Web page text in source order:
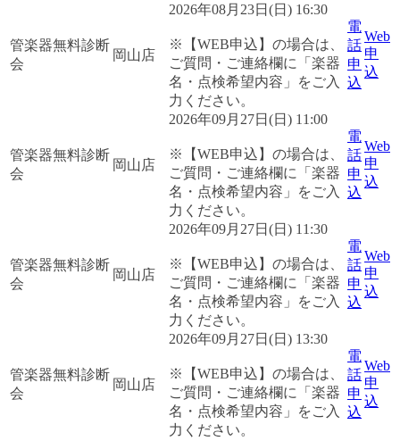
管楽器無料診断
会
岡山店
2026年08月23日(日) 16:30
※【WEB申込】の場合は、
ご質問・ご連絡欄に「楽器
名・点検希望内容」をご入
力ください。
電
話
申
込
Web
申
込
管楽器無料診断
会
岡山店
2026年09月27日(日) 11:00
※【WEB申込】の場合は、
ご質問・ご連絡欄に「楽器
名・点検希望内容」をご入
力ください。
電
話
申
込
Web
申
込
管楽器無料診断
会
岡山店
2026年09月27日(日) 11:30
※【WEB申込】の場合は、
ご質問・ご連絡欄に「楽器
名・点検希望内容」をご入
力ください。
電
話
申
込
Web
申
込
管楽器無料診断
会
岡山店
2026年09月27日(日) 13:30
※【WEB申込】の場合は、
ご質問・ご連絡欄に「楽器
名・点検希望内容」をご入
力ください。
電
話
申
込
Web
申
込